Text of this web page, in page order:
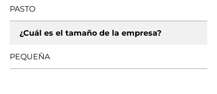
PASTO
¿Cuál es el tamaño de la empresa?
PEQUEÑA